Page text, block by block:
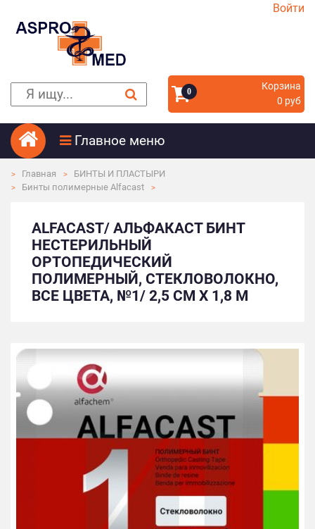
Войти
0
Корзина
0 руб
Главное меню
Главная
БИНТЫ И ПЛАСТЫРИ
Бинты полимерные Alfacast
ALFACAST/ АЛЬФАКАСТ БИНТ
НЕСТЕРИЛЬНЫЙ
ОРТОПЕДИЧЕСКИЙ
ПОЛИМЕРНЫЙ, СТЕКЛОВОЛОКНО,
ВСЕ ЦВЕТА, №1/ 2,5 СМ Х 1,8 М